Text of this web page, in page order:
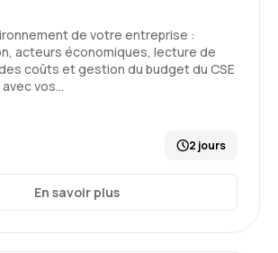
de votre entreprise :
acteurs économiques, lecture de
coûts et gestion du budget du CSE
vos…
2 jours
En savoir plus